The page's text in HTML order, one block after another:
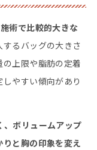
術で比較的大きな
するバッグの大きさ
上限や脂肪の定着
やすい傾向があり
ボリュームアップ
と胸の印象を変え